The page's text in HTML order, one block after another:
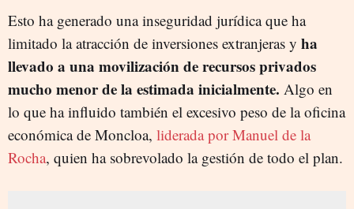
Esto ha generado una inseguridad jurídica que ha
limitado la atracción de inversiones extranjeras y ha
llevado a una movilización de recursos privados
mucho menor de la estimada inicialmente. Algo en
lo que ha influido también el excesivo peso de la oficina
económica de Moncloa, liderada por Manuel de la
Rocha, quien ha sobrevolado la gestión de todo el plan.